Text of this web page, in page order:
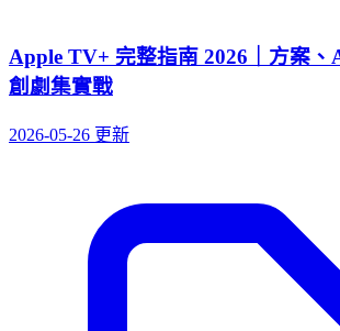
Apple TV+ 完整指南 2026｜方案、
創劇集實戰
2026-05-26 更新